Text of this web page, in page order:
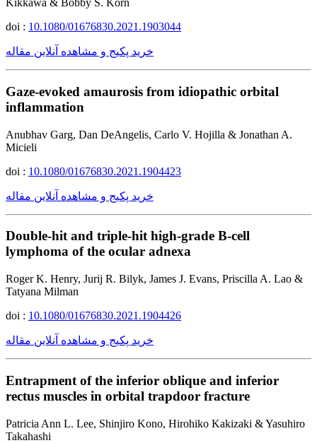
Kikkawa & Bobby S. Korn
doi : 10.1080/01676830.2021.1903044
خرید پکیج و مشاهده آنلاین مقاله
Gaze-evoked amaurosis from idiopathic orbital
inflammation
Anubhav Garg, Dan DeAngelis, Carlo V. Hojilla & Jonathan A.
Micieli
doi : 10.1080/01676830.2021.1904423
خرید پکیج و مشاهده آنلاین مقاله
Double-hit and triple-hit high-grade B-cell
lymphoma of the ocular adnexa
Roger K. Henry, Jurij R. Bilyk, James J. Evans, Priscilla A. Lao &
Tatyana Milman
doi : 10.1080/01676830.2021.1904426
خرید پکیج و مشاهده آنلاین مقاله
Entrapment of the inferior oblique and inferior
rectus muscles in orbital trapdoor fracture
Patricia Ann L. Lee, Shinjiro Kono, Hirohiko Kakizaki & Yasuhiro
Takahashi